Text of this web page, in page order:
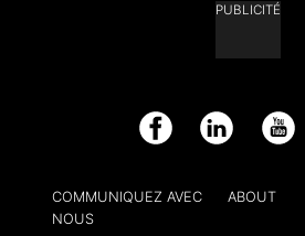
PUBLICITÉ
Facebook LinkedIn YouTube
COMMUNIQUEZ AVEC
NOUS
ABOUT